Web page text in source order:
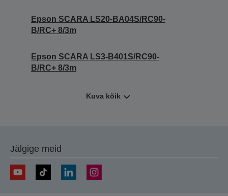
Epson SCARA LS20-BA04S/RC90-
B/RC+ 8/3m
Epson SCARA LS3-B401S/RC90-
B/RC+ 8/3m
Kuva kõik
Jälgige meid